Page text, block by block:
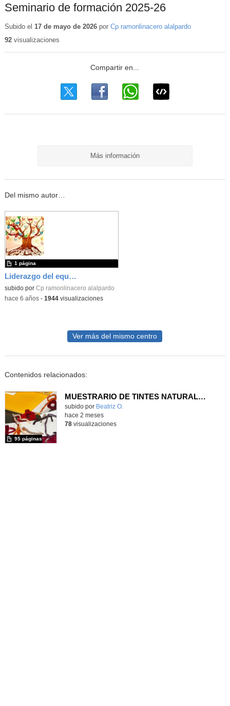
Seminario de formación 2025-26
Subido el 17 de mayo de 2026por Cp ramonlinacero alalpardo
92visualizaciones
Más información
Del mismo autor…
Liderazgo del equipo Seminario2020
subido por Cp ramonlinacero alalpardo
1 página
-hace 6 años- 1944visualizaciones
Ver más del mismo centro
Contenidos relacionados:
MUESTRARIO DE TINTES NATURALES
Contenido educativo.
subido por Beatriz O.
95 páginas
hace 2 meses
78visualizaciones